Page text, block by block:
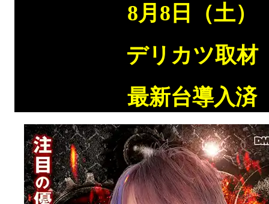
8月8 日（土）
デリカツ取材
最新台導入済